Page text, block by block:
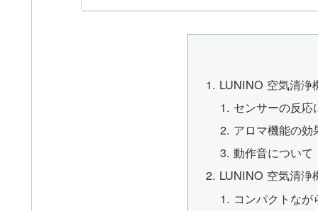
LUNINO 空気清浄
センサーの反応
アロマ機能の効
動作音について
LUNINO 空気清浄
コンパクトな